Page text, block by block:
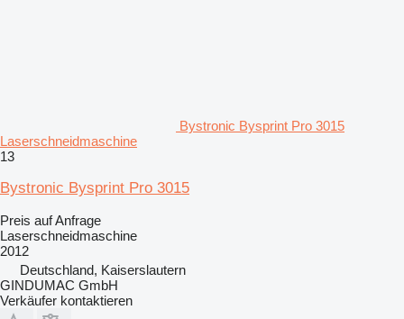
Bystronic Bysprint Pro 3015
Laserschneidmaschine
13
Bystronic Bysprint Pro 3015
Preis auf Anfrage
Laserschneidmaschine
2012
Deutschland, Kaiserslautern
GINDUMAC GmbH
Verkäufer kontaktieren